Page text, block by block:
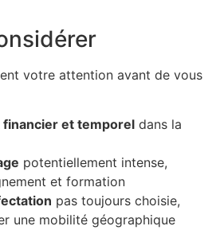
votre attention avant de vous
et temporel dans la
potentiellement intense,
et formation
pas toujours choisie,
une mobilité géographique